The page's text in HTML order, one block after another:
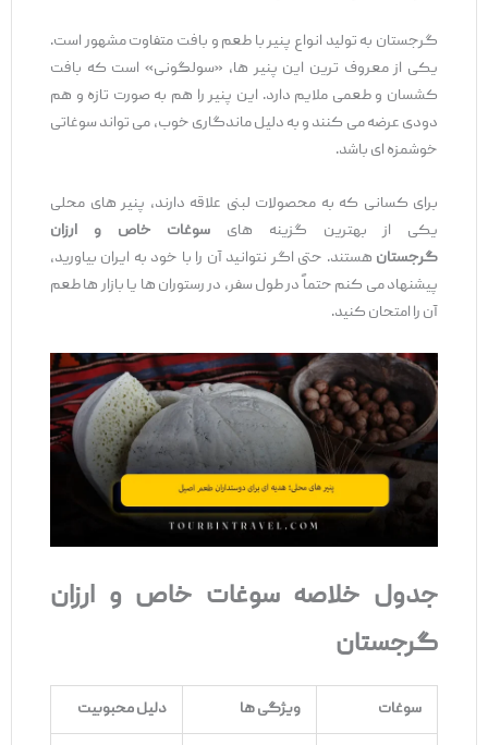
گرجستان به تولید انواع پنیر با طعم و بافت متفاوت مشهور است.
یکی از معروف ‌ترین این پنیر ها، «سولگونی» است که بافت
کشسان و طعمی ملایم دارد. این پنیر را هم به صورت تازه و هم
دودی عرضه می ‌کنند و به دلیل ماندگاری خوب، می‌ تواند سوغاتی
خوشمزه ‌ای باشد.
برای کسانی که به محصولات لبنی علاقه دارند، پنیر های محلی
یکی از بهترین گزینه ‌های
سوغات خاص و ارزان
گرجستانهستند. حتی اگر نتوانید آن را با خود به ایران بیاورید،
پیشنهاد می ‌کنم حتماً در طول سفر، در رستوران‌ ها یا بازار ها طعم
آن را امتحان کنید.
جدول خلاصه سوغات خاص و ارزان
گرجستان
سوغات ویژگی‌ها دلیل محبوبیت